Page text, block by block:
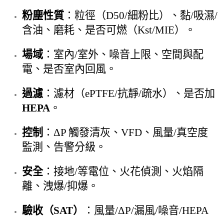
粉塵性質 ：粒徑（D50/細粉比）、黏/吸濕/
含油、磨耗、是否可燃（Kst/MIE）。
場域 ：室內/室外、噪音上限、空間與配
電、是否室內回風。
過濾 ：濾材（ePTFE/抗靜/疏水）、是否加
HEPA 。
控制 ：ΔP 觸發清灰、VFD、風量/真空度
監測、告警分級。
安全：接地/等電位、火花偵測、火焰隔
離、洩爆/抑爆。
驗收（SAT）
：風量/ΔP/漏風/噪音/HEPA